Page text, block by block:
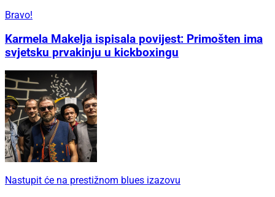
Bravo!
Karmela Makelja ispisala povijest: Primošten ima
svjetsku prvakinju u kickboxingu
Nastupit će na prestižnom blues izazovu